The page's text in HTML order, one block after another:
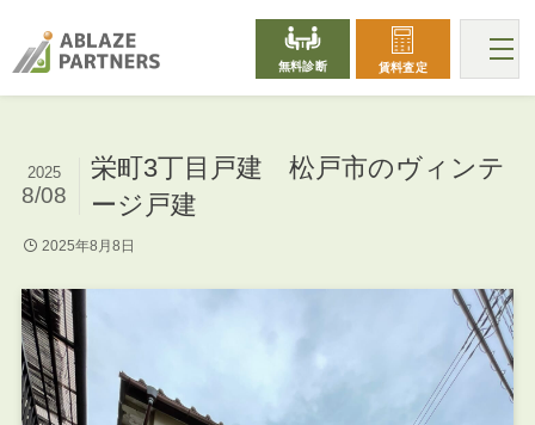
無料診断 賃料査定
栄町3丁目戸建 松戸市のヴィンテ
ージ戸建
2025
8/08
2025年8月8日